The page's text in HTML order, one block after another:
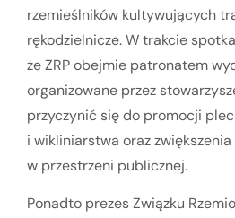
rzemieślników kultywujących
rękodzielnicze. W trakcie
że ZRP obejmie patronatem
organizowane przez
przyczynić się do promocji
i wikliniarstwa oraz
w przestrzeni publicznej.
Ponadto prezes Związku